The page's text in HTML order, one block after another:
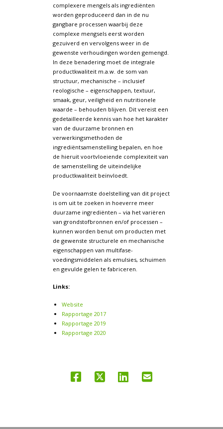
complexere mengels als ingrediënten
worden geproduceerd dan in de nu
gangbare processen waarbij deze
complexe mengsels eerst worden
gezuiverd en vervolgens weer in de
gewenste verhoudingen worden gemengd.
In deze benadering moet de integrale
productkwaliteit m.a.w. de som van
structuur, mechanische – inclusief
reologische – eigenschappen, textuur,
smaak, geur, veiligheid en nutritionele
waarde – behouden blijven. Dit vereist een
gedetailleerde kennis van hoe het karakter
van de duurzame bronnen en
verwerkingsmethoden de
ingrediëntsamenstelling bepalen, en hoe
de hieruit voortvloeiende complexiteit van
de samenstelling de uiteindelijke
productkwaliteit beïnvloedt.
De voornaamste doelstelling van dit project
is om uit te zoeken in hoeverre meer
duurzame ingrediënten – via het variëren
van grondstofbronnen en/of processen –
kunnen worden benut om producten met
de gewenste structurele en mechanische
eigenschappen van multifase-
voedingsmiddelen als emulsies, schuimen
en gevulde gelen te fabriceren.
Links:
Website
Rapportage 2017
Rapportage 2019
Rapportage 2020